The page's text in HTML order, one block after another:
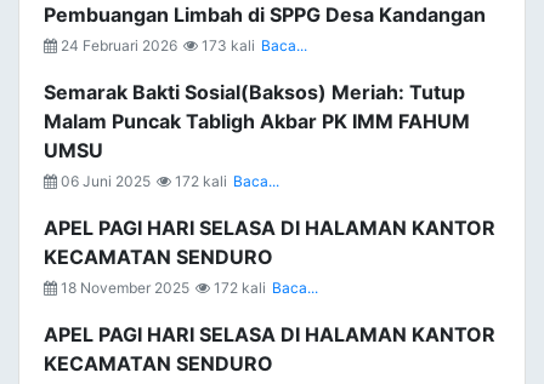
Pembuangan Limbah di SPPG Desa Kandangan
24 Februari 2026 173 kali Baca...
Semarak Bakti Sosial(Baksos) Meriah: Tutup
Malam Puncak Tabligh Akbar PK IMM FAHUM
UMSU
06 Juni 2025 172 kali Baca...
APEL PAGI HARI SELASA DI HALAMAN KANTOR
KECAMATAN SENDURO
18 November 2025 172 kali Baca...
APEL PAGI HARI SELASA DI HALAMAN KANTOR
KECAMATAN SENDURO